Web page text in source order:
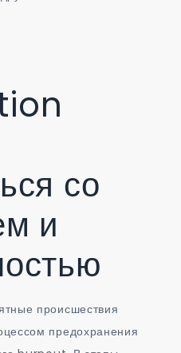
со
и
происшествия
предохранения